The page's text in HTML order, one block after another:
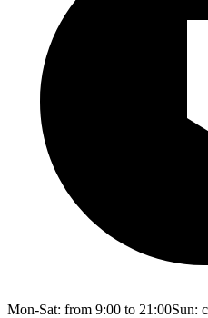
Mon-Sat: from 9:00 to 21:00Sun: